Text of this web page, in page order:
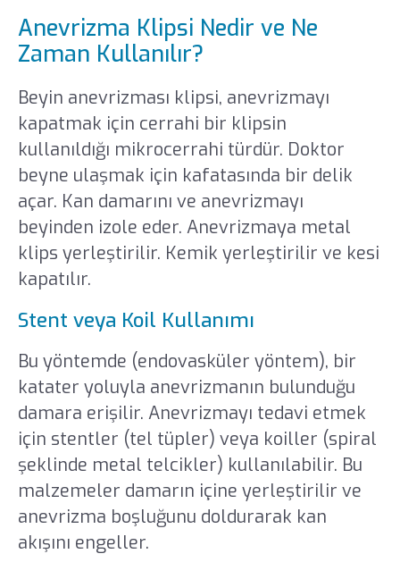
Anevrizma Klipsi Nedir ve Ne
Zaman Kullanılır?
Beyin anevrizması klipsi, anevrizmayı
kapatmak için cerrahi bir klipsin
kullanıldığı mikrocerrahi türdür. Doktor
beyne ulaşmak için kafatasında bir delik
açar. Kan damarını ve anevrizmayı
beyinden izole eder. Anevrizmaya metal
klips yerleştirilir. Kemik yerleştirilir ve kesi
kapatılır.
Stent veya Koil Kullanımı
Bu yöntemde (endovasküler yöntem), bir
katater yoluyla anevrizmanın bulunduğu
damara erişilir. Anevrizmayı tedavi etmek
için stentler (tel tüpler) veya koiller (spiral
şeklinde metal telcikler) kullanılabilir. Bu
malzemeler damarın içine yerleştirilir ve
anevrizma boşluğunu doldurarak kan
akışını engeller.